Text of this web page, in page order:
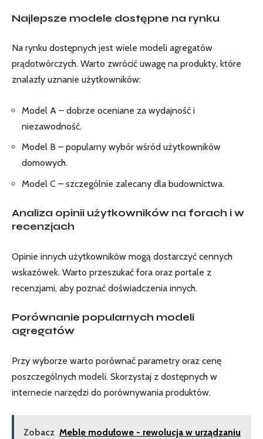
Najlepsze modele dostępne na rynku
Na rynku dostępnych jest wiele modeli agregatów
prądotwórczych. Warto zwrócić uwagę na produkty, które
znalazły uznanie użytkowników:
Model A – dobrze oceniane za wydajność i
niezawodność.
Model B – popularny wybór wśród użytkowników
domowych.
Model C – szczególnie zalecany dla budownictwa.
Analiza opinii użytkowników na forach i w
recenzjach
Opinie innych użytkowników mogą dostarczyć cennych
wskazówek. Warto przeszukać fora oraz portale z
recenzjami, aby poznać doświadczenia innych.
Porównanie popularnych modeli
agregatów
Przy wyborze warto porównać parametry oraz cenę
poszczególnych modeli. Skorzystaj z dostępnych w
internecie narzędzi do porównywania produktów.
Zobacz Meble modułowe - rewolucja w urządzaniu